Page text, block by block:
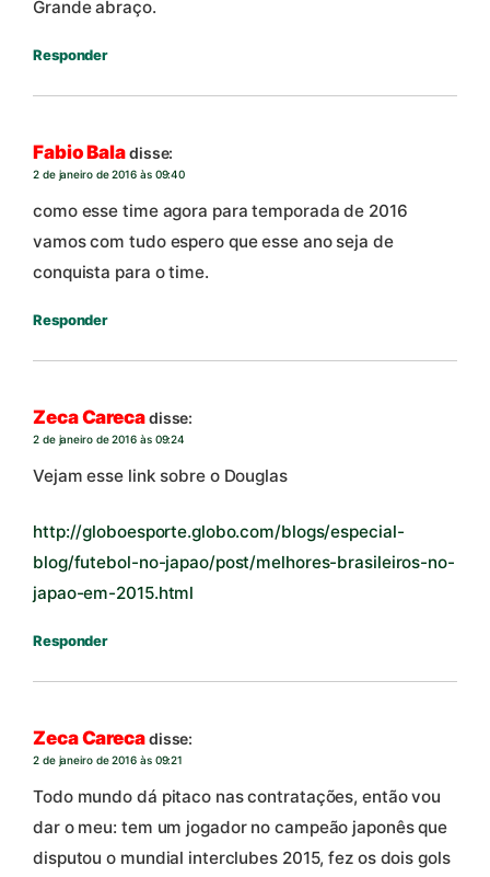
Grande abraço.
Responder
Fabio Baladisse:
2 de janeiro de 2016 às 09:40
como esse time agora para temporada de 2016
vamos com tudo espero que esse ano seja de
conquista para o time.
Responder
Zeca Carecadisse:
2 de janeiro de 2016 às 09:24
Vejam esse link sobre o Douglas
http://globoesporte.globo.com/blogs/especial-
blog/futebol-no-japao/post/melhores-brasileiros-no-
japao-em-2015.html
Responder
Zeca Carecadisse:
2 de janeiro de 2016 às 09:21
Todo mundo dá pitaco nas contratações, então vou
dar o meu: tem um jogador no campeão japonês que
disputou o mundial interclubes 2015, fez os dois gols